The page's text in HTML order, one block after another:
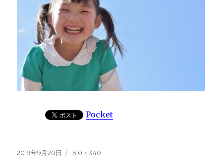
Pocket
投
2019年9月20日
フ
510 × 340